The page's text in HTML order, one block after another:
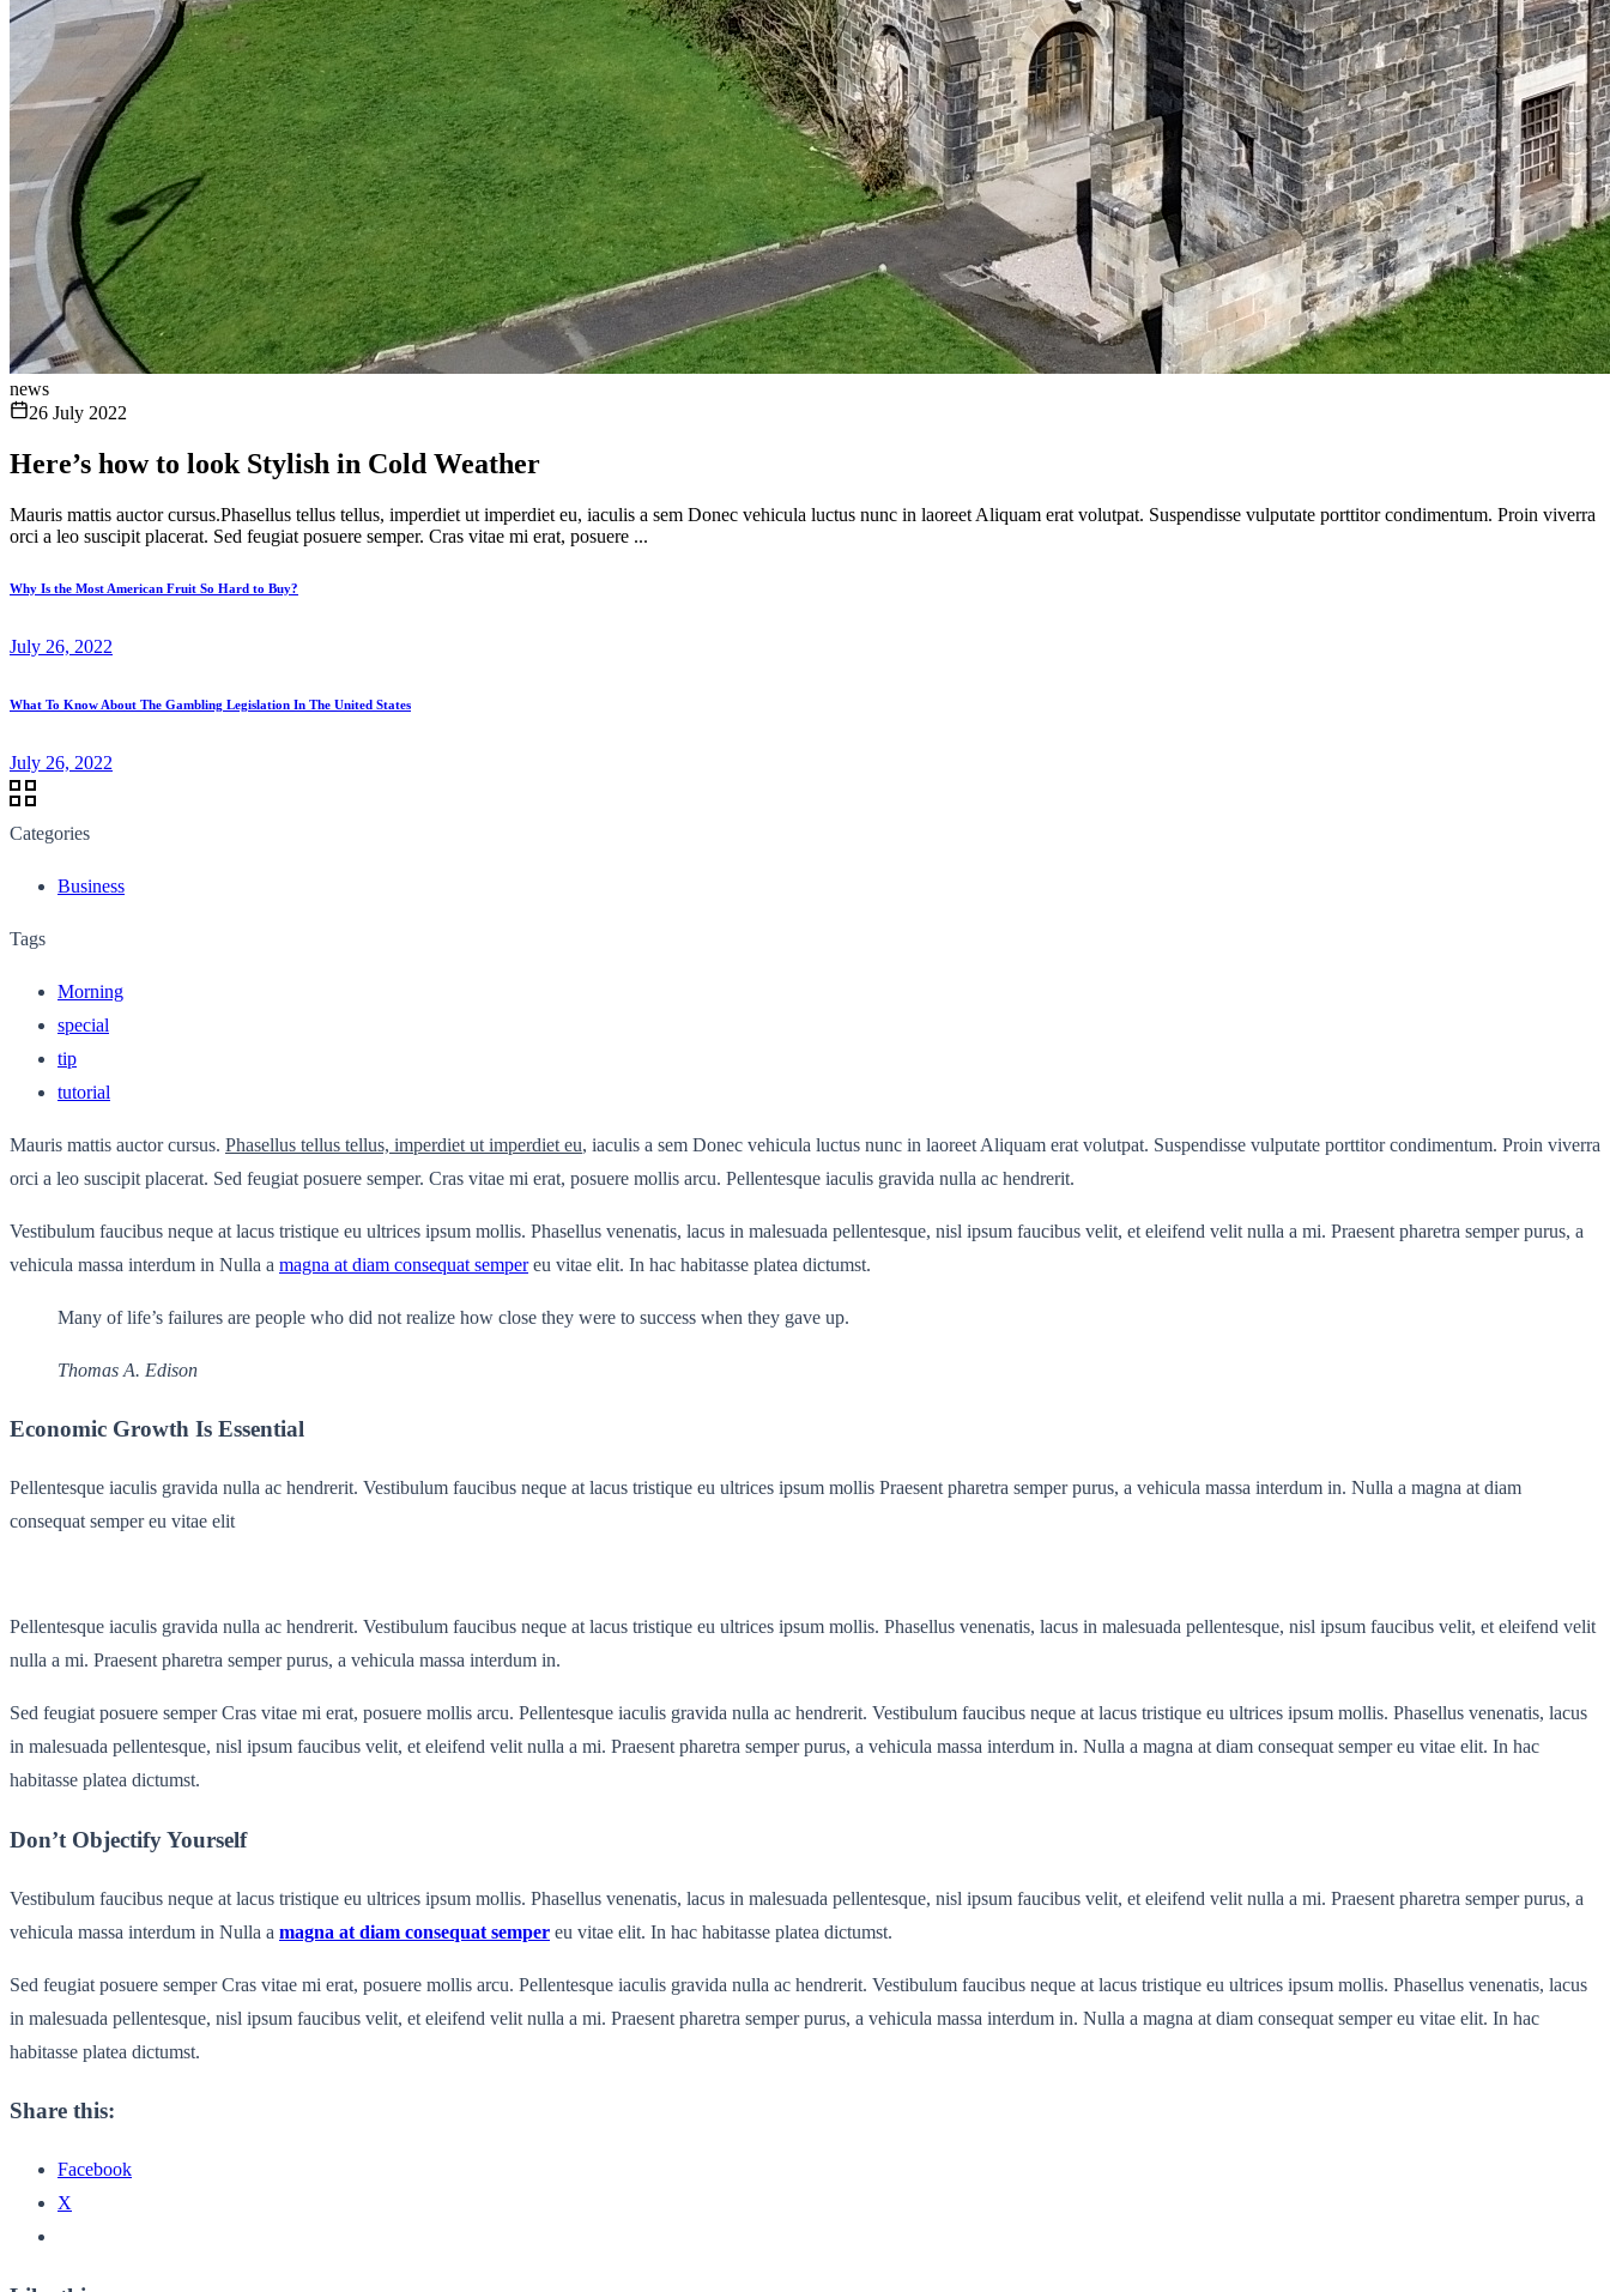
news
26 July 2022
Here’s how to look Stylish in Cold Weather
Mauris mattis auctor cursus.Phasellus tellus tellus, imperdiet ut imperdiet eu, iaculis a sem Donec vehicula luctus nunc in laoreet Aliquam erat volutpat. Suspendisse vulputate porttitor condimentum. Proin viverra
orci a leo suscipit placerat. Sed feugiat posuere semper. Cras vitae mi erat, posuere ...
Why Is the Most American Fruit So Hard to Buy?
July 26, 2022
What To Know About The Gambling Legislation In The United States
July 26, 2022
Categories
Business
Tags
Morning
special
tip
tutorial
Mauris mattis auctor cursus. Phasellus tellus tellus, imperdiet ut imperdiet eu, iaculis a sem Donec vehicula luctus nunc in laoreet Aliquam erat volutpat. Suspendisse vulputate porttitor condimentum. Proin viverra
orci a leo suscipit placerat. Sed feugiat posuere semper. Cras vitae mi erat, posuere mollis arcu. Pellentesque iaculis gravida nulla ac hendrerit.
Vestibulum faucibus neque at lacus tristique eu ultrices ipsum mollis. Phasellus venenatis, lacus in malesuada pellentesque, nisl ipsum faucibus velit, et eleifend velit nulla a mi. Praesent pharetra semper purus, a
vehicula massa interdum in Nulla a magna at diam consequat sempereu vitae elit. In hac habitasse platea dictumst.
Many of life’s failures are people who did not realize how close they were to success when they gave up.
Thomas A. Edison
Economic Growth Is Essential
Pellentesque iaculis gravida nulla ac hendrerit. Vestibulum faucibus neque at lacus tristique eu ultrices ipsum mollis Praesent pharetra semper purus, a vehicula massa interdum in. Nulla a magna at diam
consequat semper eu vitae elit
Pellentesque iaculis gravida nulla ac hendrerit. Vestibulum faucibus neque at lacus tristique eu ultrices ipsum mollis. Phasellus venenatis, lacus in malesuada pellentesque, nisl ipsum faucibus velit, et eleifend velit
nulla a mi. Praesent pharetra semper purus, a vehicula massa interdum in.
Sed feugiat posuere semper Cras vitae mi erat, posuere mollis arcu. Pellentesque iaculis gravida nulla ac hendrerit. Vestibulum faucibus neque at lacus tristique eu ultrices ipsum mollis. Phasellus venenatis, lacus
in malesuada pellentesque, nisl ipsum faucibus velit, et eleifend velit nulla a mi. Praesent pharetra semper purus, a vehicula massa interdum in. Nulla a magna at diam consequat semper eu vitae elit. In hac
habitasse platea dictumst.
Don’t Objectify Yourself
Vestibulum faucibus neque at lacus tristique eu ultrices ipsum mollis. Phasellus venenatis, lacus in malesuada pellentesque, nisl ipsum faucibus velit, et eleifend velit nulla a mi. Praesent pharetra semper purus, a
vehicula massa interdum in Nulla a magna at diam consequat semper eu vitae elit. In hac habitasse platea dictumst.
Sed feugiat posuere semper Cras vitae mi erat, posuere mollis arcu. Pellentesque iaculis gravida nulla ac hendrerit. Vestibulum faucibus neque at lacus tristique eu ultrices ipsum mollis. Phasellus venenatis, lacus
in malesuada pellentesque, nisl ipsum faucibus velit, et eleifend velit nulla a mi. Praesent pharetra semper purus, a vehicula massa interdum in. Nulla a magna at diam consequat semper eu vitae elit. In hac
habitasse platea dictumst.
Share this:
Facebook
X